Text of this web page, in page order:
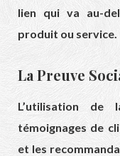
lien qui va au-
produit ou service.
La Preuve
L’utilisation de
témoignages de
et les